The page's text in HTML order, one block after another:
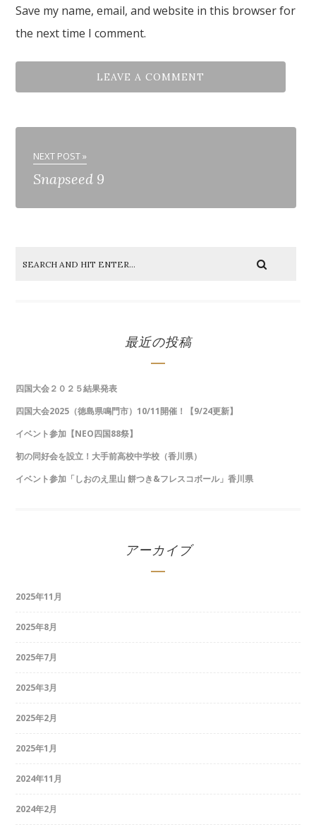
Save my name, email, and website in this browser for
the next time I comment.
NEXT POST »
Snapseed 9
最近の投稿
四国大会２０２５結果発表
四国大会2025（徳島県鳴門市）10/11開催！【9/24更新】
イベント参加【NEO四国88祭】
初の同好会を設立！大手前高校中学校（香川県）
イベント参加「しおのえ里山 餅つき&フレスコボール」香川県
アーカイブ
2025年11月
2025年8月
2025年7月
2025年3月
2025年2月
2025年1月
2024年11月
2024年2月